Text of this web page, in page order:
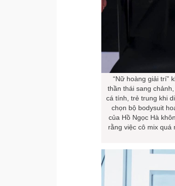
“Nữ hoàng giải trí”
thần thái sang
cá tính, trẻ trung khi
chọn bộ bodysuit
của Hồ Ngọc Hà
rằng việc cô mix quá